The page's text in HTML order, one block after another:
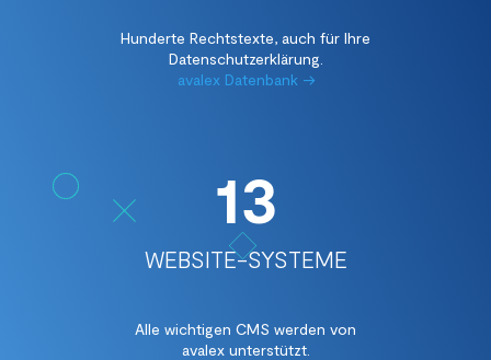
Hunderte Rechtstexte, auch für Ihre
Datenschutzerklärung.
avalex Datenbank →
13
WEBSITE-SYSTEME
Alle wichtigen CMS werden von
avalex unterstützt.